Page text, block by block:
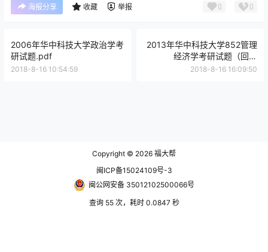
海报分享 收藏 举报 0 0
2006年华中科技大学政治学考
研试题.pdf
2018-8-16 10:54:59
2013年华中科技大学852管理
经济学考研试题（回忆
版）.pdf
2018-8-16 16:09:50
Copyright © 2026 福大帮
闽ICP备15024109号-3
闽公网安备 35012102500066号
查询 55 次，耗时 0.0847 秒